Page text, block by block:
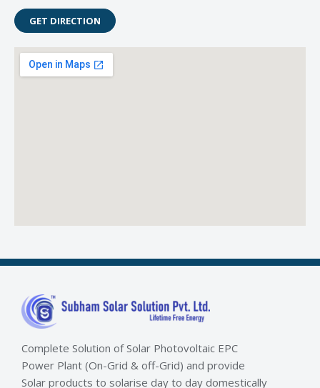
GET DIRECTION
Complete Solution of Solar Photovoltaic EPC
Power Plant (On-Grid & off-Grid) and provide
Solar products to solarise day to day domestically